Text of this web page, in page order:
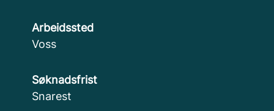
Arbeidssted
Voss
Søknadsfrist
Snarest